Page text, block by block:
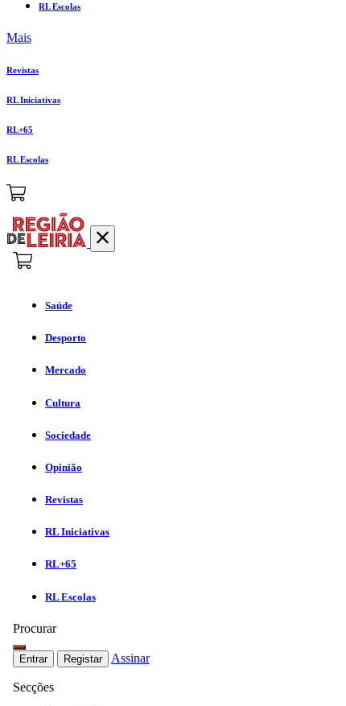
RL Escolas
Mais
Revistas
RL Iniciativas
RL+65
RL Escolas
Saúde
Desporto
Mercado
Cultura
Sociedade
Opinião
Revistas
RL Iniciativas
RL+65
RL Escolas
Procurar
Entrar Registar Assinar
Secções